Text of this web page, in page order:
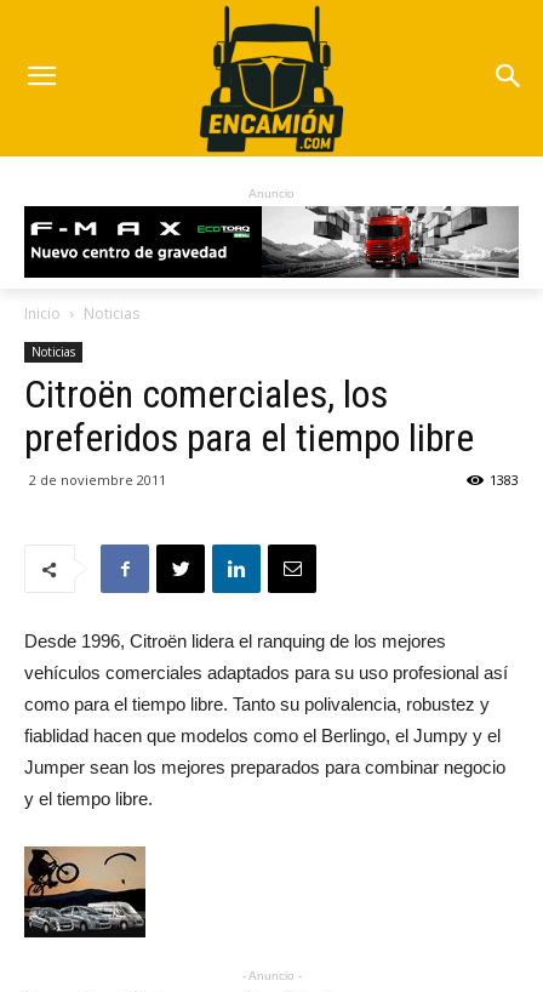
Anuncio
Inicio Noticias
Noticias
Citroën comerciales, los
preferidos para el tiempo libre
2 de noviembre 2011 1383
Desde 1996, Citroën lidera el ranquing de los mejores
vehículos comerciales adaptados para su uso profesional así
como para el tiempo libre. Tanto su polivalencia, robustez y
fiablidad hacen que modelos como el Berlingo, el Jumpy y el
Jumper sean los mejores preparados para combinar negocio
y el tiempo libre.
- Anuncio -